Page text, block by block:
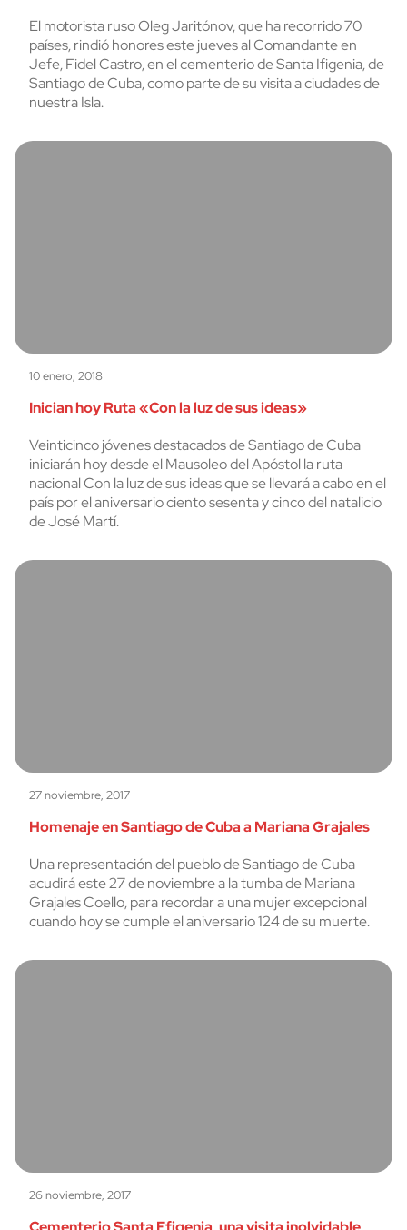
El motorista ruso Oleg Jaritónov, que ha recorrido 70
países, rindió honores este jueves al Comandante en
Jefe, Fidel Castro, en el cementerio de Santa Ifigenia, de
Santiago de Cuba, como parte de su visita a ciudades de
nuestra Isla.
10 enero, 2018
Inician hoy Ruta «Con la luz de sus ideas»
Veinticinco jóvenes destacados de Santiago de Cuba
iniciarán hoy desde el Mausoleo del Apóstol la ruta
nacional Con la luz de sus ideas que se llevará a cabo en el
país por el aniversario ciento sesenta y cinco del natalicio
de José Martí.
27 noviembre, 2017
Homenaje en Santiago de Cuba a Mariana Grajales
Una representación del pueblo de Santiago de Cuba
acudirá este 27 de noviembre a la tumba de Mariana
Grajales Coello, para recordar a una mujer excepcional
cuando hoy se cumple el aniversario 124 de su muerte.
26 noviembre, 2017